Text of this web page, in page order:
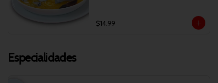
$14.99
Especialidades